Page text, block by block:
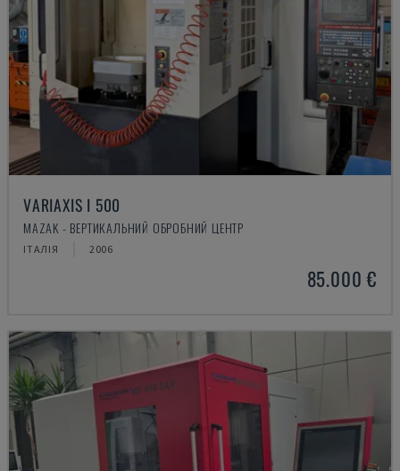
VARIAXIS I 500
MAZAK - ВЕРТИКАЛЬНИЙ ОБРОБНИЙ ЦЕНТР
ІТАЛІЯ 2006
85.000 €